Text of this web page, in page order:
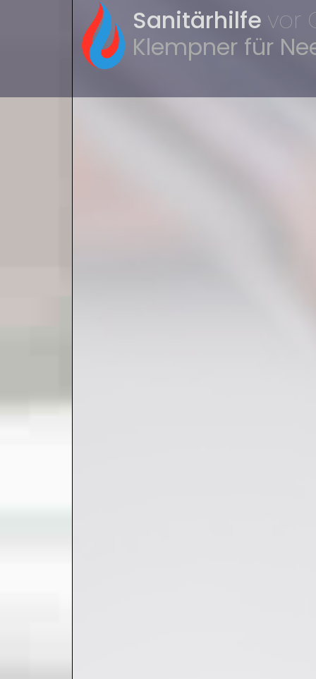
Sanitärhilfe vor
Klempner für